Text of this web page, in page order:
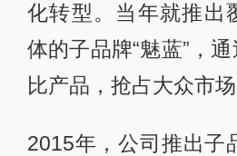
化转型。当年就推出
体的子品牌“魅蓝”，
比产品，抢占大众市场
2015年，公司推出子